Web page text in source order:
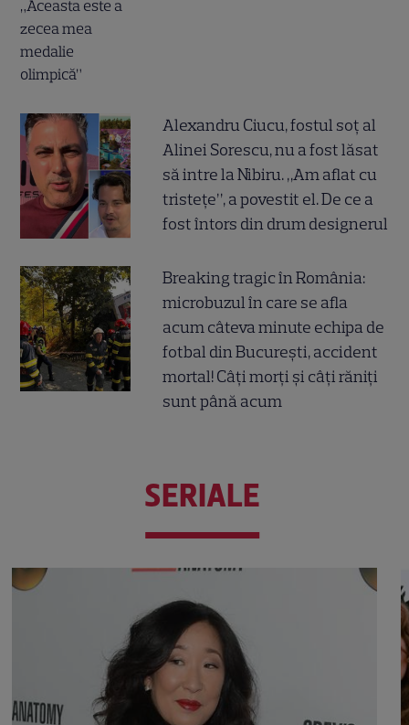
Alexandru Ciucu, fostul soț al
Alinei Sorescu, nu a fost lăsat
să intre la Nibiru. „Am aflat cu
tristețe”, a povestit el. De ce a
fost întors din drum designerul
Breaking tragic în România:
microbuzul în care se afla
acum câteva minute echipa de
fotbal din București, accident
mortal! Câți morți și câți răniți
sunt până acum
SERIALE